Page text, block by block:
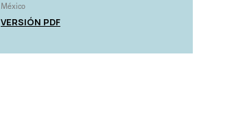
México
VERSIÓN PDF